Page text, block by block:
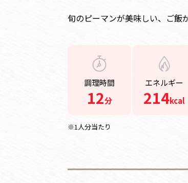
旬のピーマンが美味しい、ご飯
調理時間
12分
エネルギー
214kcal
※1人分当たり